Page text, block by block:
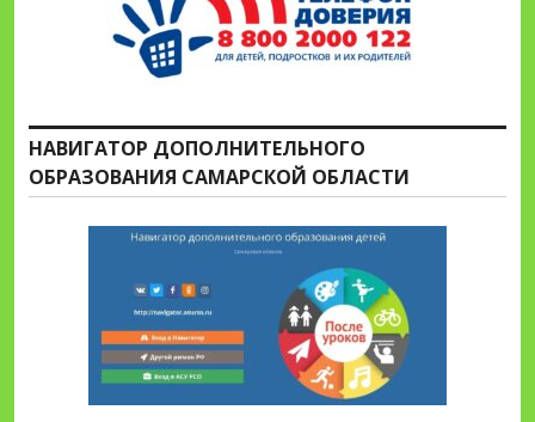
НАВИГАТОР ДОПОЛНИТЕЛЬНОГО
ОБРАЗОВАНИЯ САМАРСКОЙ ОБЛАСТИ